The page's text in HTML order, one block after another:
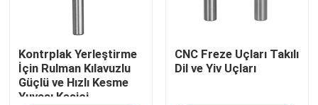
Fabrika turu
Kalite kontrol
Kontrplak Yerleştirme
İçin Rulman Kılavuzlu
Güçlü ve Hızlı Kesme
Yuvası Kesici
CNC Freze Uçları Takılı
Dil ve Yiv Uçları